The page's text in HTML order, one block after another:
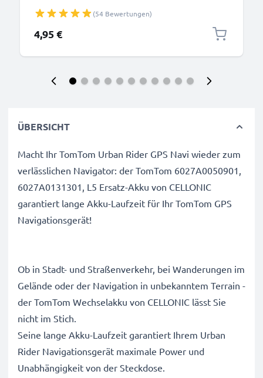
(54 Bewertungen)
4,95 €
ÜBERSICHT
Macht Ihr TomTom Urban Rider GPS Navi wieder zum
verlässlichen Navigator: der TomTom 6027A0050901,
6027A0131301, L5 Ersatz-Akku von CELLONIC
garantiert lange Akku-Laufzeit für Ihr TomTom GPS
Navigationsgerät!
Ob in Stadt- und Straßenverkehr, bei Wanderungen im
Gelände oder der Navigation in unbekanntem Terrain -
der TomTom Wechselakku von CELLONIC lässt Sie
nicht im Stich.
Seine lange Akku-Laufzeit garantiert Ihrem Urban
Rider Navigationsgerät maximale Power und
Unabhängigkeit von der Steckdose.